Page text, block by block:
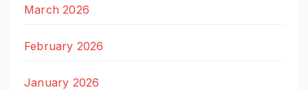
March 2026
February 2026
January 2026